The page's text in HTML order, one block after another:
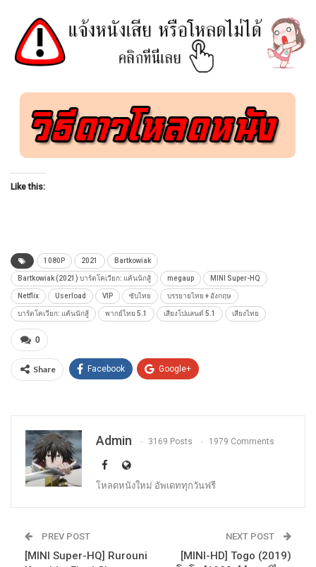
Like this:
1080P 2021 Bartkowiak
Bartkowiak (2021) บาร์ตโคเวียก: แค้นนักสู้ megaup MINI Super-HQ
Netflix Userload VIP ซับไทย บรรยายไทย + อังกฤษ
บาร์ตโคเวียก: แค้นนักสู้ พากย์ไทย 5.1 เสียงโปแลนด์ 5.1 เสียงไทย
0
Share Facebook Google+
Admin 3169 Posts 1979 Comments
โหลดหนังใหม่ อัพเดททุกวันฟรี
PREV POST
[MINI Super-HQ] Rurouni
NEXT POST
[MINI-HD] Togo (2019)